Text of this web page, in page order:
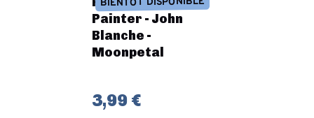
Painter - John
Blanche -
Moonpetal
3,99 €